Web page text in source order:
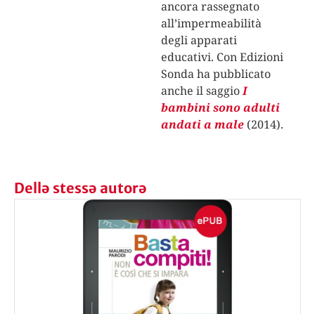
ancora rassegnato
all’impermeabilità
degli apparati
educativi. Con Edizioni
Sonda ha pubblicato
anche il saggioI
bambini sono adulti
andati a male(2014).
Dellə stessə autorə